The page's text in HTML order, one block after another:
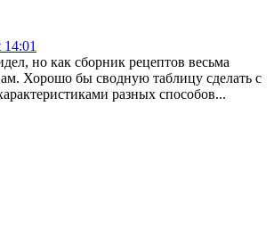
но как сборник рецептов весьма
Хорошо бы сводную таблицу сделать с
разных способов...